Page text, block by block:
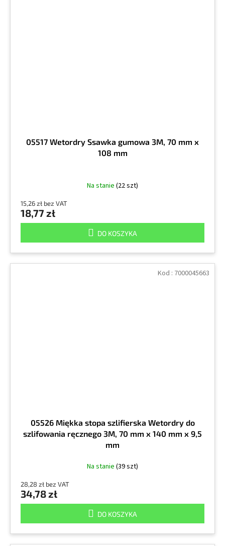
05517 Wetordry Ssawka gumowa 3M, 70 mm x
108 mm
Na stanie (22 szt)
15,26 zł bez VAT
18,77 zł
DO KOSZYKA
05526 Miękka stopa szlifierska Wetordry do
szlifowania ręcznego 3M, 70 mm x 140 mm x 9,5
mm
Na stanie (39 szt)
28,28 zł bez VAT
34,78 zł
DO KOSZYKA
Kod : 7000045663